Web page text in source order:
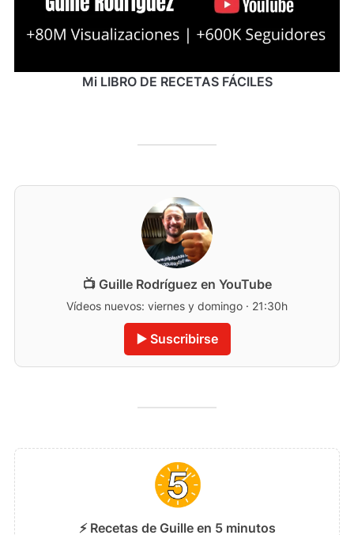
Mi LIBRO DE RECETAS FÁCILES
📺 Guille Rodríguez en YouTube
Vídeos nuevos: viernes y domingo · 21:30h
▶️ Suscribirse
⚡ Recetas de Guille en 5 minutos